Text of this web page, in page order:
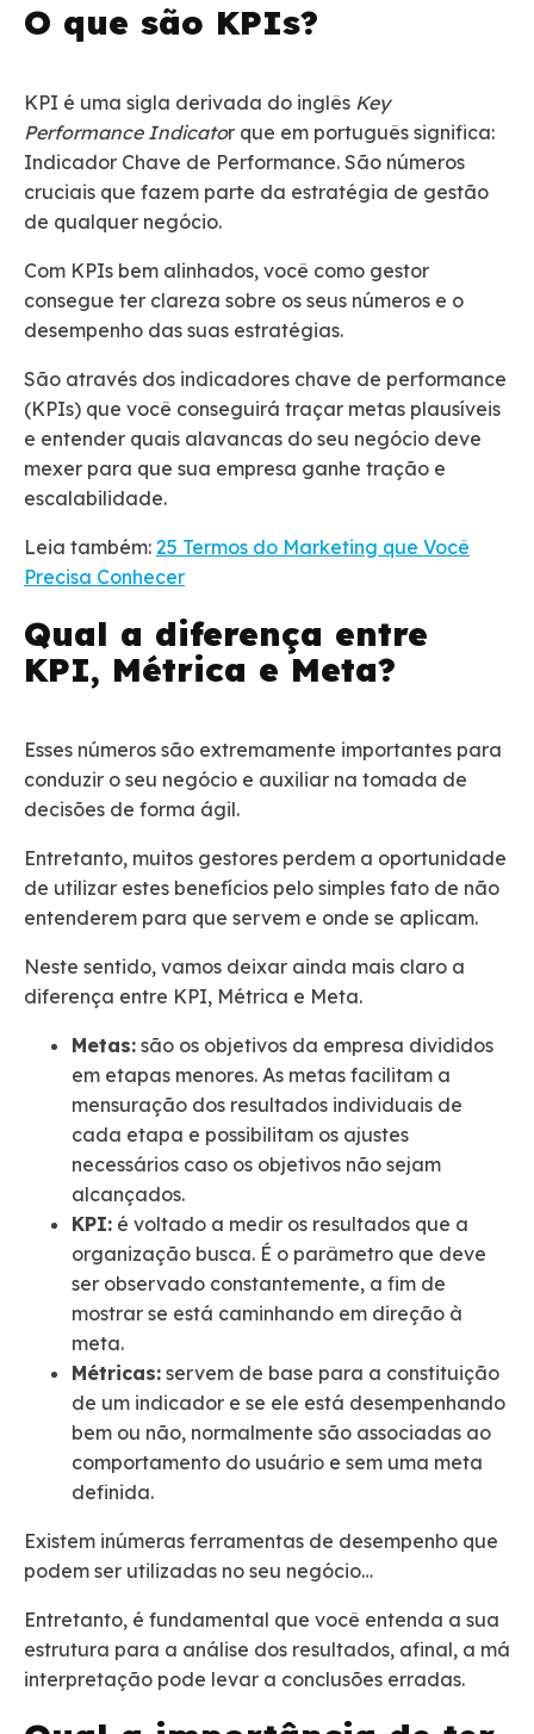
O que são KPIs?
KPI é uma sigla derivada do inglês Key
Performance Indicator que em português significa:
Indicador Chave de Performance. São números
cruciais que fazem parte da estratégia de gestão
de qualquer negócio.
Com KPIs bem alinhados, você como gestor
consegue ter clareza sobre os seus números e o
desempenho das suas estratégias.
São através dos indicadores chave de performance
(KPIs) que você conseguirá traçar metas plausíveis
e entender quais alavancas do seu negócio deve
mexer para que sua empresa ganhe tração e
escalabilidade.
Leia também: 25 Termos do Marketing que Você
Precisa Conhecer
Qual a diferença entre
KPI, Métrica e Meta?
Esses números são extremamente importantes para
conduzir o seu negócio e auxiliar na tomada de
decisões de forma ágil.
Entretanto, muitos gestores perdem a oportunidade
de utilizar estes benefícios pelo simples fato de não
entenderem para que servem e onde se aplicam.
Neste sentido, vamos deixar ainda mais claro a
diferença entre KPI, Métrica e Meta.
Metas: são os objetivos da empresa divididos
em etapas menores. As metas facilitam a
mensuração dos resultados individuais de
cada etapa e possibilitam os ajustes
necessários caso os objetivos não sejam
alcançados.
KPI: é voltado a medir os resultados que a
organização busca. É o parâmetro que deve
ser observado constantemente, a fim de
mostrar se está caminhando em direção à
meta.
Métricas: servem de base para a constituição
de um indicador e se ele está desempenhando
bem ou não, normalmente são associadas ao
comportamento do usuário e sem uma meta
definida.
Existem inúmeras ferramentas de desempenho que
podem ser utilizadas no seu negócio…
Entretanto, é fundamental que você entenda a sua
estrutura para a análise dos resultados, afinal, a má
interpretação pode levar a conclusões erradas.